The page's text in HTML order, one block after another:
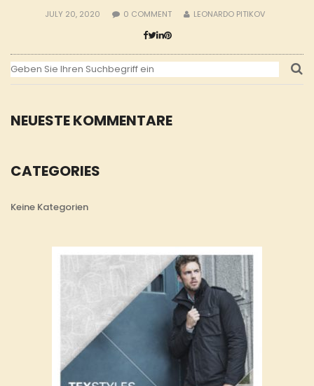
NEUESTE KOMMENTARE
CATEGORIES
Keine Kategorien
JULY 20, 2020 0 COMMENT LEONARDO PITIKOV